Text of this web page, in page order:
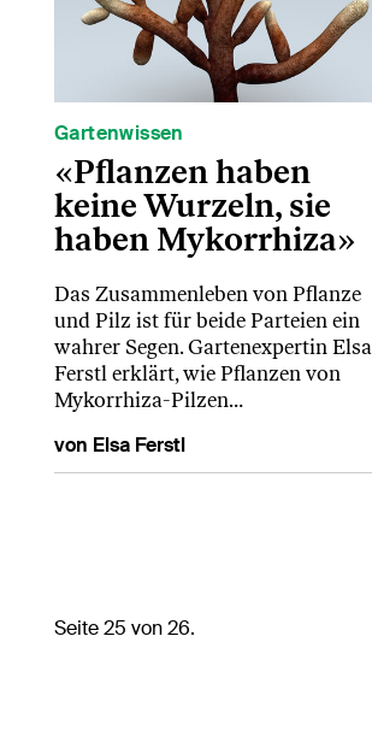
Gartenwissen
«Pflanzen haben
keine Wurzeln, sie
haben Mykorrhiza»
Das Zusammenleben von Pflanze
und Pilz ist für beide Parteien ein
wahrer Segen. Gartenexpertin Elsa
Ferstl erklärt, wie Pflanzen von
Mykorrhiza-Pilzen…
von Elsa Ferstl
Seite 25 von 26.